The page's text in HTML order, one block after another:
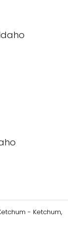
- Ketchum,